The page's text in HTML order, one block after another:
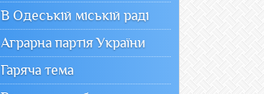
В Одеській міській раді
Аграрна партія України
Гаряча тема